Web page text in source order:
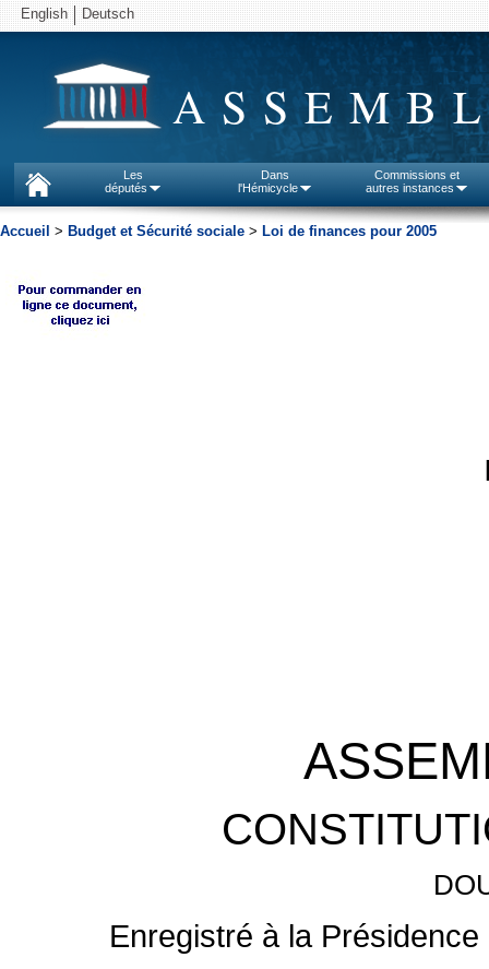
English Deutsch
Les
députés
Dans
l'Hémicycle
Commissions et
autres instances
Accueil > Budget et Sécurité sociale > Loi de finances pour 2005
Enregistré à la